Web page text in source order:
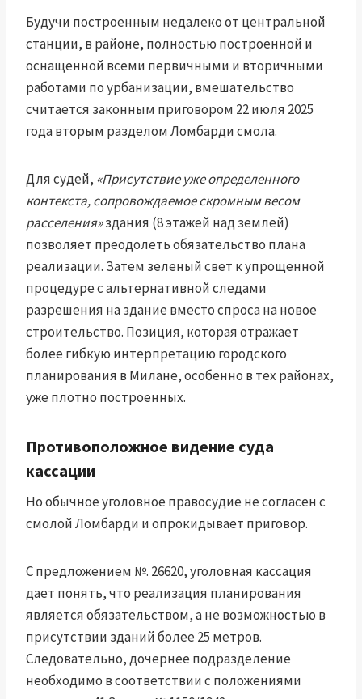
Будучи построенным недалеко от центральной
станции, в районе, полностью построенной и
оснащенной всеми первичными и вторичными
работами по урбанизации, вмешательство
считается законным приговором 22 июля 2025
года вторым разделом Ломбарди смола.
Для судей, «Присутствие уже определенного
контекста, сопровождаемое скромным весом
расселения»здания (8 этажей над землей)
позволяет преодолеть обязательство плана
реализации. Затем зеленый свет к упрощенной
процедуре с альтернативной следами
разрешения на здание вместо спроса на новое
строительство. Позиция, которая отражает
более гибкую интерпретацию городского
планирования в Милане, особенно в тех районах,
уже плотно построенных.
Противоположное видение суда
кассации
Но обычное уголовное правосудие не согласен с
смолой Ломбарди и опрокидывает приговор.
С предложением №. 26620, уголовная кассация
дает понять, что реализация планирования
является обязательством, а не возможностью в
присутствии зданий более 25 метров.
Следовательно, дочернее подразделение
необходимо в соответствии с положениями